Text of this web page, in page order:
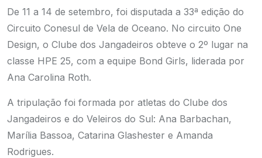
De 11 a 14 de setembro, foi disputada a 33ª edição do
Circuito Conesul de Vela de Oceano. No circuito One
Design, o Clube dos Jangadeiros obteve o 2º lugar na
classe HPE 25, com a equipe Bond Girls, liderada por
Ana Carolina Roth.
A tripulação foi formada por atletas do Clube dos
Jangadeiros e do Veleiros do Sul: Ana Barbachan,
Marília Bassoa, Catarina Glashester e Amanda
Rodrigues.